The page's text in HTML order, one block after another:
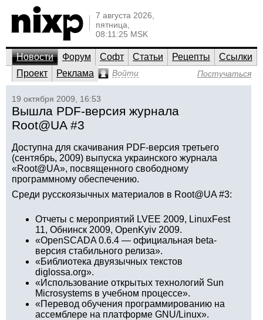
7 августа 2026,
пятница,
08:11:25 MSK
Новости Форум Софт Статьи Рецепты
Ссылки
Проект
Реклама Войти Постучаться
19 октября 2009, 16:53
Вышла PDF-версия журнала
Root@UA #3
Доступна для скачивания PDF-версия третьего
(сентябрь, 2009) выпуска украинского журнала
«Root@UA», посвященного свободному
программному обеспечению.
Среди русскоязычных материалов в Root@UA #3:
Отчеты с мероприятий LVEE 2009, LinuxFest
11, Обнинск 2009, OpenKyiv 2009.
«OpenSCADA 0.6.4 — официальная beta-
версия стабильного релиза».
«Библиотека двуязычных текстов
diglossa.org».
«Использование открытых технологий Sun
Microsystems в учебном процессе».
«Перевод обучения программированию на
ассемблере на платформе GNU/Linux».